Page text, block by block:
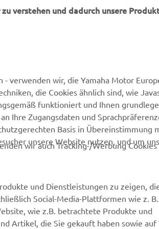
WEBSITE VON ARKSEN
SUPPORT
Kontakt aufnehmen
Webshop Support
Wartungstermin anfragen
Yamaha Partner finden
Entsorgung von
verstehen und dadurch unsere
verwenden wir, die Yamaha Motor
die Cookies ähnlich sind, wie
funktioniert und Ihnen
Ihre Zugangsdaten und
Basis in Übereinstimmung
unsere Website nutzen, und um
wir auch Tracking-/Werbung Cookies
und Dienstleistungen zu zeigen,
Social-Media-Plattformen wie z. B.
wie z.B. betrachtete Produkte und
Artikel, die Sie gekauft haben sowie auf